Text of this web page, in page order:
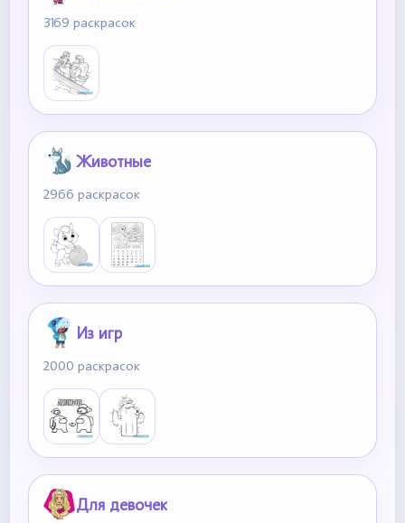
3169 раскрасок
Животные
2966 раскрасок
Из игр
2000 раскрасок
Для девочек